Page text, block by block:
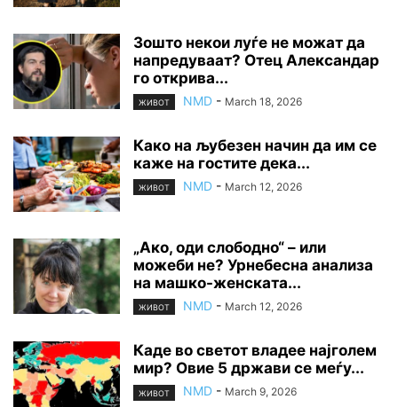
Зошто некои луѓе не можат да
напредуваат? Отец Александар
го открива...
ЖИВОТ NMD - March 18, 2026
Како на љубезен начин да им се
каже на гостите дека...
ЖИВОТ NMD - March 12, 2026
„Ако, оди слободно“ – или
можеби не? Урнебесна анализа
на машко-женската...
ЖИВОТ NMD - March 12, 2026
Каде во светот владее најголем
мир? Овие 5 држави се меѓу...
ЖИВОТ NMD - March 9, 2026